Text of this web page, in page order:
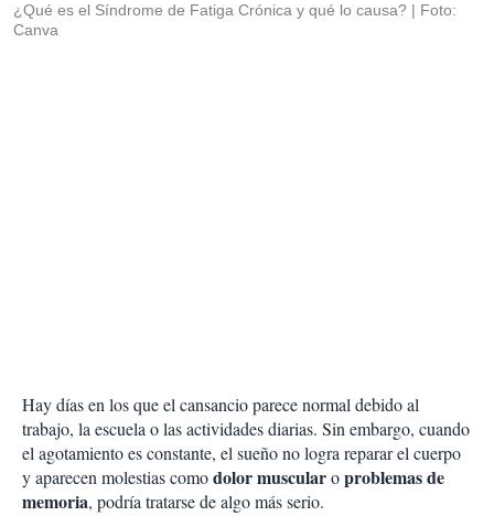
¿Qué es el Síndrome de Fatiga Crónica y qué lo causa?
Foto:
Canva
Hay días en los que el cansancio parece normal debido al
trabajo, la escuela o las actividades diarias. Sin embargo, cuando
el agotamiento es constante, el sueño no logra reparar el cuerpo
y aparecen molestias comodolor muscularoproblemas de
memoria, podría tratarse de algo más serio.